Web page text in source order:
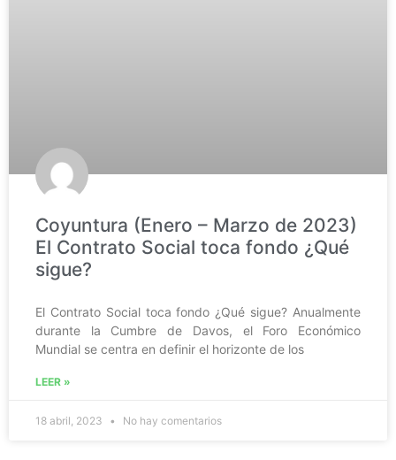
Coyuntura (Enero – Marzo de 2023)
El Contrato Social toca fondo ¿Qué
sigue?
El Contrato Social toca fondo ¿Qué sigue? Anualmente
durante la Cumbre de Davos, el Foro Económico
Mundial se centra en definir el horizonte de los
LEER »
18 abril, 2023 No hay comentarios